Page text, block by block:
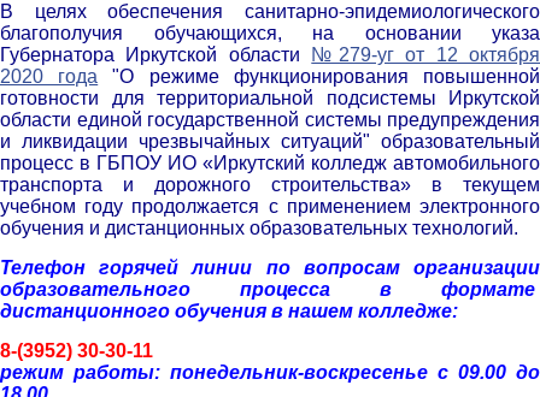
В целях обеспечения санитарно-эпидемиологического
благополучия обучающихся, на основании указа
Губернатора Иркутской области
№279-уг от 12 октября
2020 года "О режиме функционирования повышенной
готовности для территориальной подсистемы Иркутской
области единой государственной системы предупреждения
и ликвидации чрезвычайных ситуаций" образовательный
процесс в ГБПОУ ИО «Иркутский колледж автомобильного
транспорта и дорожного строительства» в текущем
учебном году продолжается с применением электронного
обучения и дистанционных образовательных технологий.
Телефон горячей линии по вопросам организации
образовательного процесса в формате
дистанционного обучения в нашем колледже:
8-(3952) 30-30-11
режим работы: понедельник-воскресенье с 09.00 до